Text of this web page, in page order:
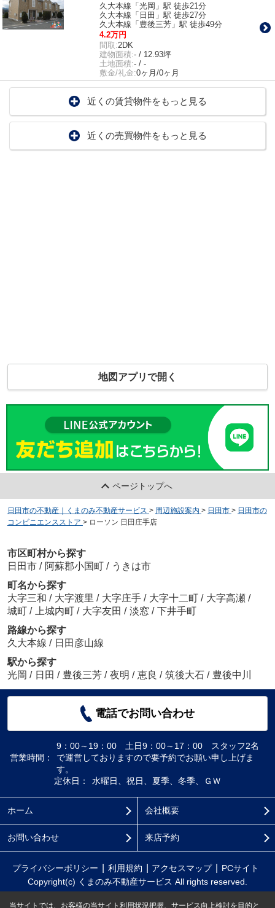
久大本線「光岡」駅 徒歩21分
久大本線「日田」駅 徒歩27分
久大本線「豊後三芳」駅 徒歩49分
4.2万円
間取:2DK
建物面積:- / 12.93坪
土地面積:- / -
敷金/礼金:0ヶ月/0ヶ月
近くの賃貸物件をもっと見る
近くの売買物件をもっと見る
地図アプリで開く
ページトップへ
日田市の不動産｜くまのみ不動産サービス > 周辺施設案内 > 日田市 > 日田市の
コンビニエンスストア > ローソン 日田庄手店
市区町村から探す
日田市 / 阿蘇郡小国町 / うきは市
町名から探す
大字三和 / 大字渡里 / 大字庄手 / 大字十二町 / 大字高瀬 /
城町 / 上城内町 / 大字友田 / 淡窓 / 下井手町
路線から探す
久大本線 / 日田彦山線
駅から探す
光岡 / 日田 / 豊後三芳 / 夜明 / 恵良 / 筑後大石 / 豊後中川
電話でお問い合わせ
営業時間：
9：00～19：00 土日9：00～17：00 スタッフ2名
で運営しておりますので要予約でお願い申し上げま
す。
定休日：
水曜日、祝日、夏季、冬季、ＧＷ
ホーム 会社概要
お問い合わせ 来店予約
プライバシーポリシー 利用規約 アクセスマップ
PCサイト
Copyright(c) くまのみ不動産サービス All rights reserved.
当サイトでは、お客様の当サイト利用状況把握、サービス向上検討を目的と